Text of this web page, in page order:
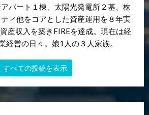
パート１棟、太陽光発電所２基、株
ィ他をコアとした資産運用を８年実
産収入を築きFIREを達成。現在は経
経営の日々。娘1人の３人家族。
すべての投稿を表示